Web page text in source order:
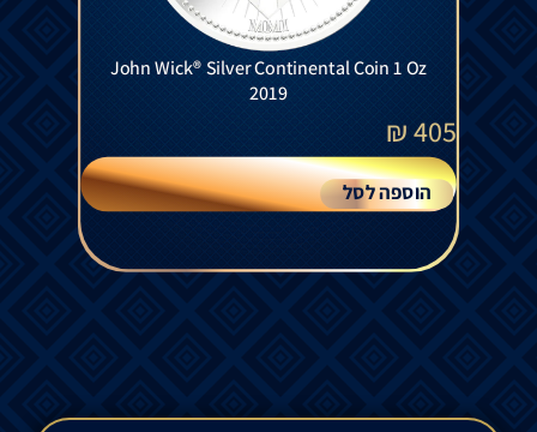
John Wick® Silver Continental Coin 1 Oz
2019
405
₪
הוספה לסל